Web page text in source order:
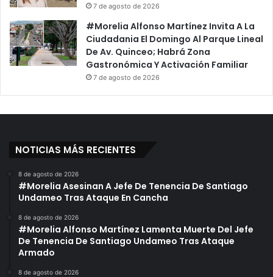
7 de agosto de 2026
#Morelia Alfonso Martínez Invita A La
Ciudadania El Domingo Al Parque Lineal
De Av. Quinceo; Habrá Zona
Gastronómica Y Activación Familiar
7 de agosto de 2026
NOTICIAS MÁS RECIENTES
8 de agosto de 2026
#Morelia Asesinan A Jefe De Tenencia De Santiago
Undameo Tras Ataque En Cancha
8 de agosto de 2026
#Morelia Alfonso Martínez Lamenta Muerte Del Jefe
De Tenencia De Santiago Undameo Tras Ataque
Armado
8 de agosto de 2026